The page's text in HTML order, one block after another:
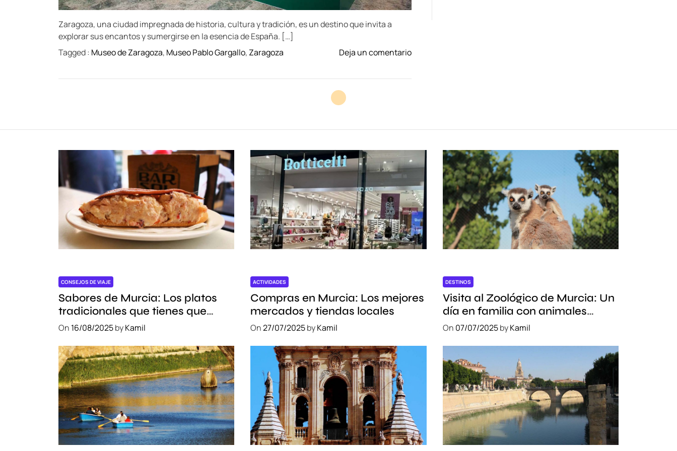
Zaragoza, una ciudad impregnada de historia, cultura y tradición, es un destino que invita a
explorar sus encantos y sumergirse en la esencia de España. […]
Tagged : Museo de Zaragoza, Museo Pablo Gargallo, Zaragoza Deja un comentarioo
S
e
t
e
n
l
a
c
u
r
a
ó
n
e
CONSEJOS DE VIAJE
Sabores de Murcia: Los platos
tradicionales que tienes que
probar
On 16/08/2025byKamil
ACTIVIDADES
Compras en Murcia: Los mejores
mercados y tiendas locales
On27/07/2025byKamil
DESTINOS
Visita al Zoológico de Murcia: Un
día en familia con animales
exóticos
On 07/07/2025byKamil